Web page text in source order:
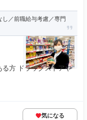
し／前職給与考慮／専⾨
方 ドラッグストアや
気になる